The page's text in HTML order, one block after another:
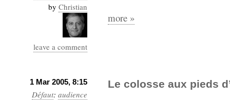
by Christian
leave a comment
more »
1 Mar 2005, 8:15
Défaut: audience
Le colosse aux pieds